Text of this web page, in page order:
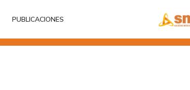
PUBLICACIONES